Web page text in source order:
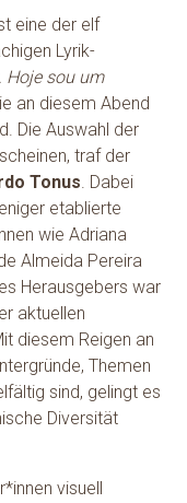
eine der elf
Lyrik-
Hoje sou um
an diesem Abend
Die Auswahl der
traf der
Tonus. Dabei
etablierte
wie Adriana
Almeida Pereira
Herausgebers war
aktuellen
diesem Reigen an
Themen
sind, gelingt es
Diversität
visuell